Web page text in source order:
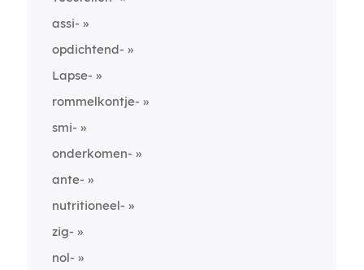
assi-
opdichtend-
Lapse-
rommelkontje-
smi-
onderkomen-
ante-
nutritioneel-
zig-
nol-